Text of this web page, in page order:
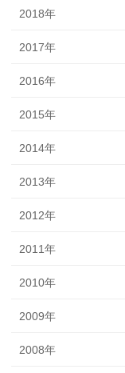
2018年
2017年
2016年
2015年
2014年
2013年
2012年
2011年
2010年
2009年
2008年